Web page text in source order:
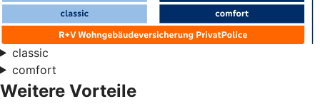
classic
comfort
Weitere Vorteile